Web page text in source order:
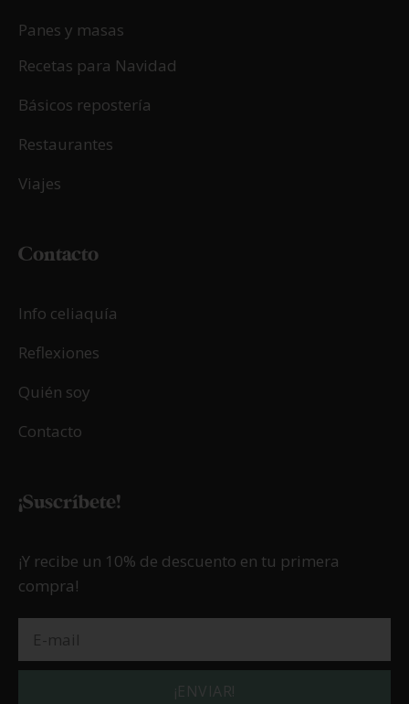
Panes y masas
Recetas para Navidad
Básicos repostería
Restaurantes
Viajes
Contacto
Info celiaquía
Reflexiones
Quién soy
Contacto
¡Suscríbete!
¡Y recibe un 10% de descuento en tu primera
compra!
¡ENVIAR!